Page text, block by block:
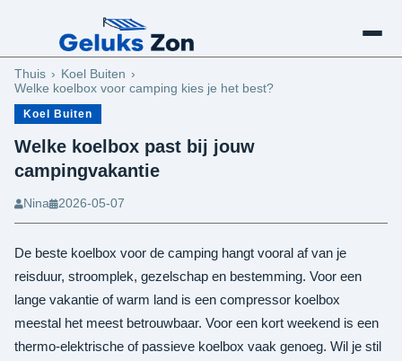
Schaduw Maken
Thuis
Koel Buiten
Welke koelbox voor camping kies je het best?
Koel Buiten
Welke koelbox past bij jouw
campingvakantie
Nina 2026-05-07
De beste koelbox voor de camping hangt vooral af van je
reisduur, stroomplek, gezelschap en bestemming. Voor een
lange vakantie of warm land is een compressor koelbox
meestal het meest betrouwbaar. Voor een kort weekend is een
thermo-elektrische of passieve koelbox vaak genoeg. Wil je stil